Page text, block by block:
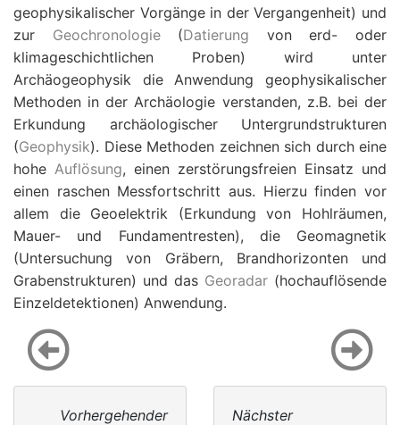
geophysikalischer Vorgänge in der Vergangenheit) und
zur Geochronologie(Datierung von erd- oder
klimageschichtlichen Proben) wird unter
Archäogeophysik die Anwendung geophysikalischer
Methoden in der Archäologie verstanden, z.B. bei der
Erkundung archäologischer Untergrundstrukturen
(Geophysik). Diese Methoden zeichnen sich durch eine
hohe Auflösung, einen zerstörungsfreien Einsatz und
einen raschen Messfortschritt aus. Hierzu finden vor
allem die Geoelektrik (Erkundung von Hohlräumen,
Mauer- und Fundamentresten), die Geomagnetik
(Untersuchung von Gräbern, Brandhorizonten und
Grabenstrukturen) und das Georadar (hochauflösende
Einzeldetektionen) Anwendung.
Vorhergehender
Nächster